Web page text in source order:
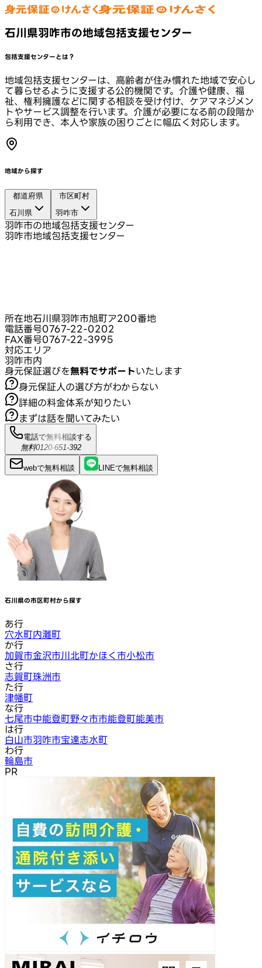
石川県羽咋市の地域包括支援センター
包括支援センターとは？
地域包括支援センターは、高齢者が住み慣れた地域で安心し
て暮らせるように支援する公的機関です。介護や健康、福
祉、権利擁護などに関する相談を受け付け、ケアマネジメン
トやサービス調整を行います。介護が必要になる前の段階か
ら利用でき、本人や家族の困りごとに幅広く対応します。
地域から探す
都道府県
石川県
市区町村
羽咋市
羽咋市の地域包括支援センター
羽咋市地域包括支援センター
所在地石川県羽咋市旭町ア200番地
電話番号0767-22-0202
FAX番号0767-22-3995
対応エリア
羽咋市内
身元保証選びを無料でサポートいたします
身元保証人の選び方がわからない
詳細の料金体系が知りたい
まずは話を聞いてみたい
電話で無料相談する
無料0120-651-392
webで無料相談 LINEで無料相談
石川県の市区町村から探す
あ行
穴水町内灘町
か行
加賀市金沢市川北町かほく市小松市
さ行
志賀町珠洲市
た行
津幡町
な行
七尾市中能登町野々市市能登町能美市
は行
白山市羽咋市宝達志水町
わ行
輪島市
PR